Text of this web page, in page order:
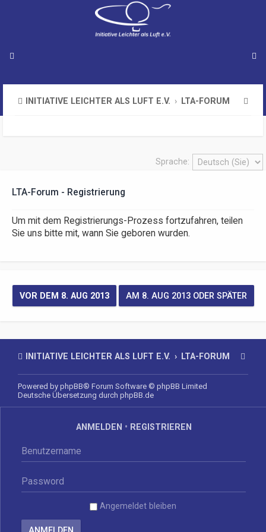
INITIATIVE LEICHTER ALS LUFT E.V. LTA-FORUM
h
Sprache:
LTA-Forum - Registrierung
Um mit dem Registrierungs-Prozess fortzufahren, teilen
Sie uns bitte mit, wann Sie geboren wurden.
INITIATIVE LEICHTER ALS LUFT E.V. LTA-FORUM
Powered by phpBB® Forum Software © phpBB Limited
Deutsche Übersetzung durch phpBB.de
ANMELDEN • REGISTRIEREN
Angemeldet bleiben